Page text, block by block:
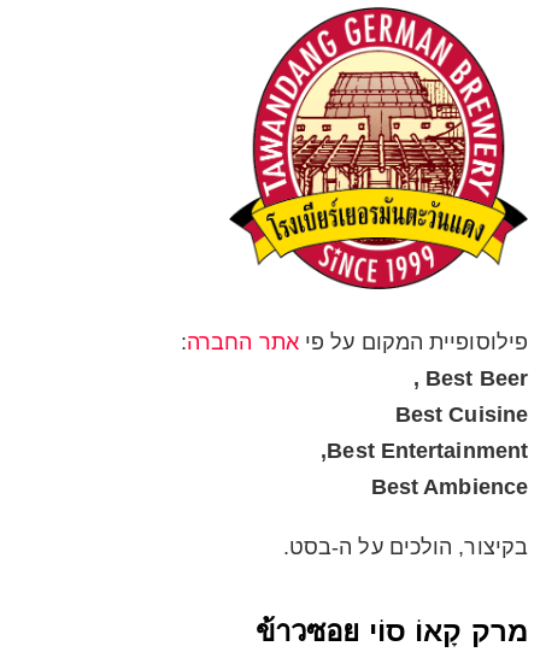
פילוסופיית המקום על פיאתר החברה:
Best Beer ,
Best Cuisine
Best Entertainment,
Best Ambience
בקיצור, הולכים על ה-בסט.
מרק קָאוֹ סוֹי ข้าวซอย